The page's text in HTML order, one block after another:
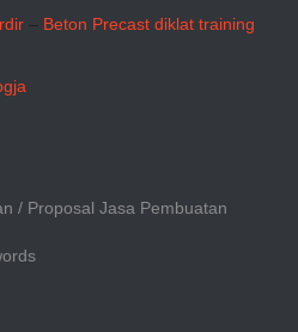
– Beton Precast diklat training
/ Proposal Jasa Pembuatan